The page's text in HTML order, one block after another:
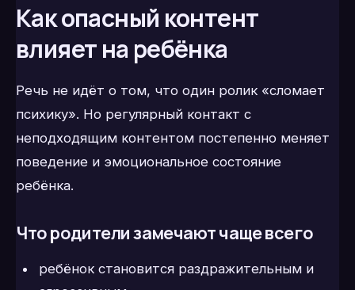
Как опасный контент
влияет на ребёнка
Речь не идёт о том, что один ролик «сломает
психику». Но регулярный контакт с
неподходящим контентом постепенно меняет
поведение и эмоциональное состояние
ребёнка.
Что родители замечают чаще всего
ребёнок становится раздражительным и